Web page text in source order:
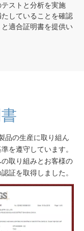
ストと分析を実施
していることを確認
適合証明書を提供い
品の生産に取り組ん
を遵守しています。
取り組みとお客様の
証を取得しました。